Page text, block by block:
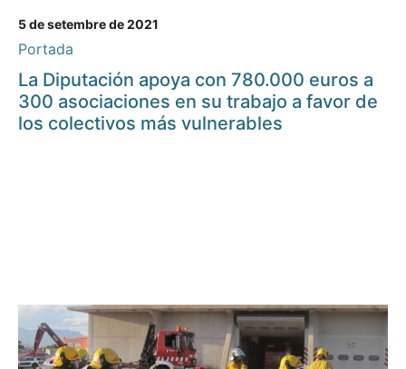
5 de setembre de 2021
Portada
La Diputación apoya con 780.000 euros a
300 asociaciones en su trabajo a favor de
los colectivos más vulnerables